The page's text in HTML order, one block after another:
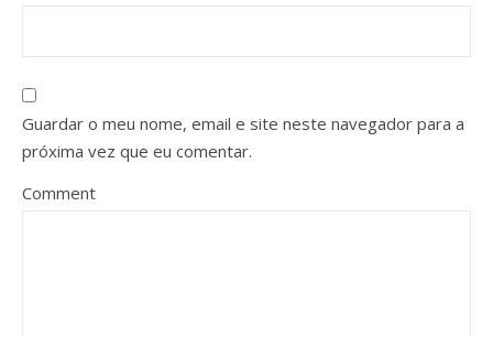
Guardar o meu nome, email e site neste navegador para a
próxima vez que eu comentar.
Comment